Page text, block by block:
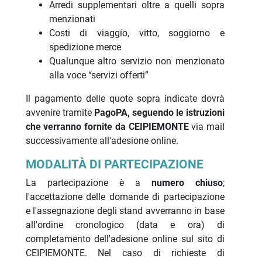
Arredi supplementari oltre a quelli sopra
menzionati
Costi di viaggio, vitto, soggiorno e
spedizione merce
Qualunque altro servizio non menzionato
alla voce “servizi offerti”
Il pagamento delle quote sopra indicate dovrà
avvenire tramite PagoPA, seguendo le istruzioni
che verranno fornite da CEIPIEMONTEvia mail
successivamente all'adesione online.
MODALITÀ DI PARTECIPAZIONE
La partecipazione è a numero chiuso;
l'accettazione delle domande di partecipazione
e l'assegnazione degli stand avverranno in base
all'ordine cronologico (data e ora) di
completamento dell'adesione online sul sito di
CEIPIEMONTE. Nel caso di richieste di